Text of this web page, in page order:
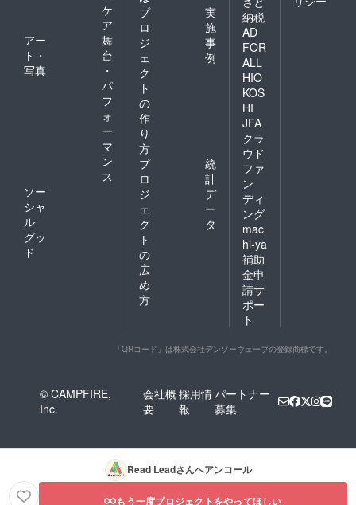
ケ
ア
アー
ト・
写真
舞
台
・
パ
フ
ォ
ー
マ
ン
ス
ソー
シャ
ル
グッ
ド
プ
ロ
ジ
ェ
ク
ト
の
作
り
方
実
施
事
例
プ
ロ
ジ
ェ
ク
ト
の
広
め
方
統
計
デ
ー
タ
納税
AD
FOR
ALL
HIO
KOS
HI
JFA
クラ
ウド
ファ
ン
ディ
ング
mac
hi-ya
補助
金申
請サ
ポー
ト
「QRコード」は株式会社デンソーウェーブの登録商標です。
© CAMPFIRE,
Inc.
会社概
要
採用情
報
パートナー
募集
Read Leadさんへアンコール
もう一度プロジェクトをやってほしい